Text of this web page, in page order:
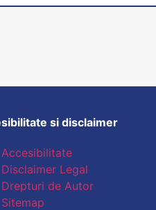
si disclaimer
Accesibilitate
Disclaimer Legal
Drepturi de Autor
Sitemap